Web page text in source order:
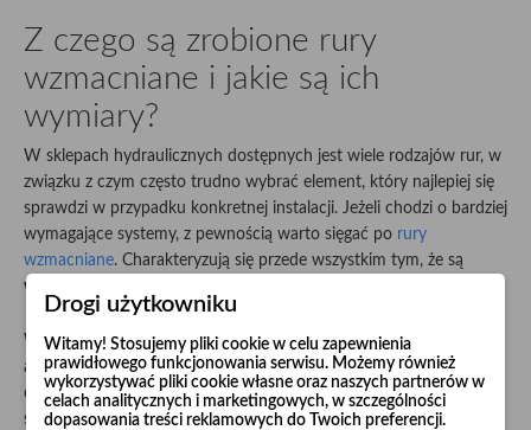
Z czego są zrobione rury
wzmacniane i jakie są ich
wymiary?
W sklepach hydraulicznych dostępnych jest wiele rodzajów rur, w
związku z czym często trudno wybrać element, który najlepiej się
sprawdzi w przypadku konkretnej instalacji. Jeżeli chodzi o bardziej
wymagające systemy, z pewnością warto sięgać po rury
wzmacniane. Charakteryzują się przede wszystkim tym, że są
wykonane z blachy nieścieralnej czarnej
W zależności od potrzeb można wybrać rury w odcinkach 1 m
albo 2 m. Aby je ze sobą łączyć, konieczne jest zastosowanie
obejm poszerzonych i kołnierzy. Jeśli konkretna instalacja jest
szczególnie wymagająca, to rury wzmacnianemożna dodatkowo
Drogi użytkowniku
Witamy! Stosujemy pliki cookie w celu zapewnienia
prawidłowego funkcjonowania serwisu. Możemy również
wykorzystywać pliki cookie własne oraz naszych partnerów w
celach analitycznych i marketingowych, w szczególności
dopasowania treści reklamowych do Twoich preferencji.